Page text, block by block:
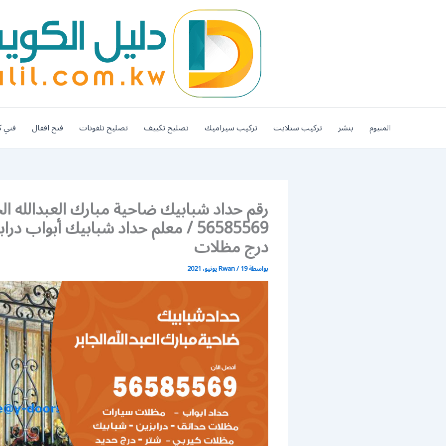
المنيوم بنشر تركيب ستلايت تركيب سيراميك تصليح تكييف تصليح تلفونات فتح اقفال فني
رقم حداد شبابيك ضاحية مبارك العبدالله
56585569 / معلم حداد شبابيك أبواب
درج مظلات
بواسطة Rwan/19 يونيو، 2021